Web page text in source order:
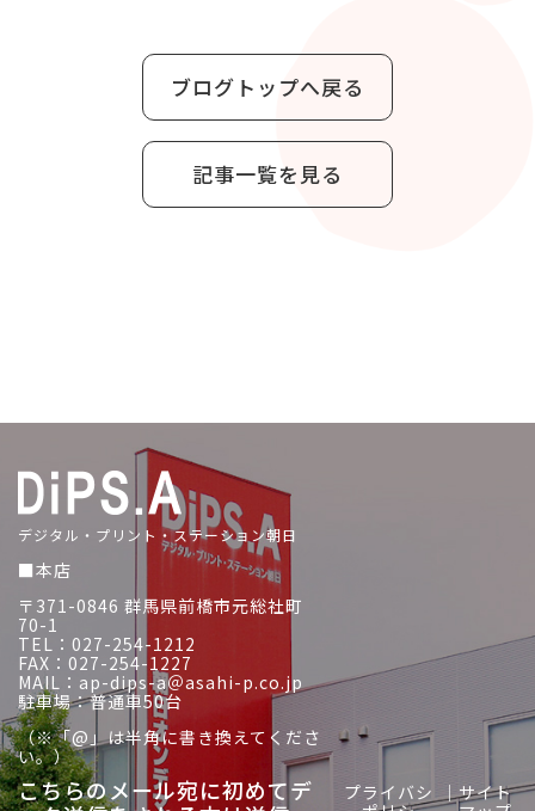
ブログトップへ戻る
記事一覧を見る
デジタル・プリント・ステーション朝日
■本店
〒371-0846 群馬県前橋市元総社町
70-1
TEL：027-254-1212
FAX：027-254-1227
MAIL：ap-dips-a＠asahi-p.co.jp
駐車場：普通車50台
（※「@」は半角に書き換えてくださ
い。）
こちらのメール宛に初めてデ
プライバシ
｜サイト